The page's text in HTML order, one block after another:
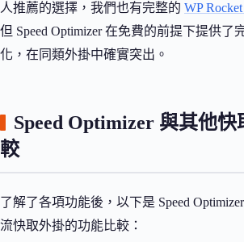
人推薦的選擇，我們也有完整的 WP
但 Speed Optimizer 在免費的前提下提供了
化，在同類外掛中確實突出。
Speed Optimizer 與其他快
較
了解了各項功能後，以下是 Speed
流快取外掛的功能比較：